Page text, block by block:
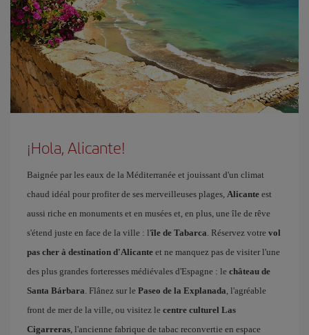
¡Hola, Alicante!
Baignée par les eaux de la Méditerranée et jouissant d'un climat
chaud idéal pour profiter de ses merveilleuses plages, Alicante est
aussi riche en monuments et en musées et, en plus, une île de rêve
s'étend juste en face de la ville : l'île de Tabarca. Réservez votre vol
pas cher à destination d'Alicante et ne manquez pas de visiter l'une
des plus grandes forteresses médiévales d'Espagne : le château de
Santa Bárbara. Flânez sur le Paseo de la Explanada, l'agréable
front de mer de la ville, ou visitez le centre culturel Las
Cigarreras, l'ancienne fabrique de tabac reconvertie en espace